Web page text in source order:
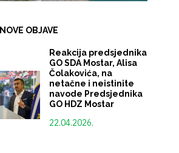
NOVE OBJAVE
Reakcija predsjednika
GO SDA Mostar, Alisa
Čolakovića, na
netačne i neistinite
navode Predsjednika
GO HDZ Mostar
22.04.2026.